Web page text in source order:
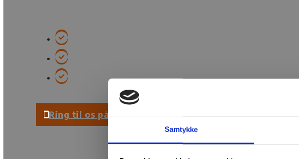
Samtykke
Konkurrencedygtige priser
Ring til os på 22 95 95 22